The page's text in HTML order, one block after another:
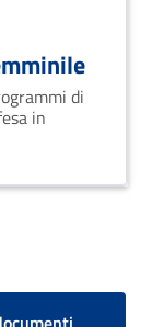
di
in